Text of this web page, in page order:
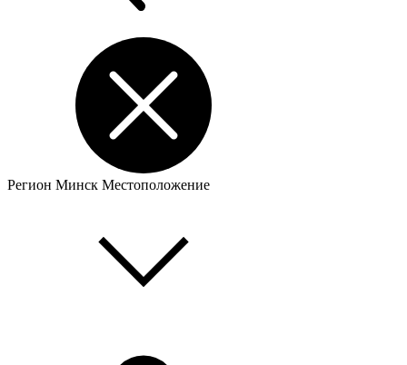
Регион Минск Местоположение